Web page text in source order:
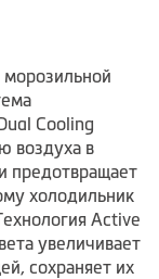
Cooling
воздуха в
предотвращает
холодильник
Active
увеличивает
сохраняет их